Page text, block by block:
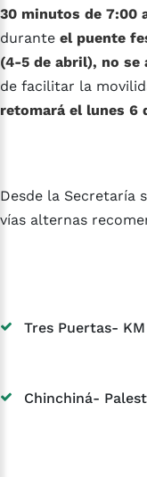
30 minutos de 7:00
durante el puente
(4-5 de abril), no
de facilitar la
retomará el lunes 6
Desde la Secretaría
vías alternas
Tres Puertas-
Chinchiná-